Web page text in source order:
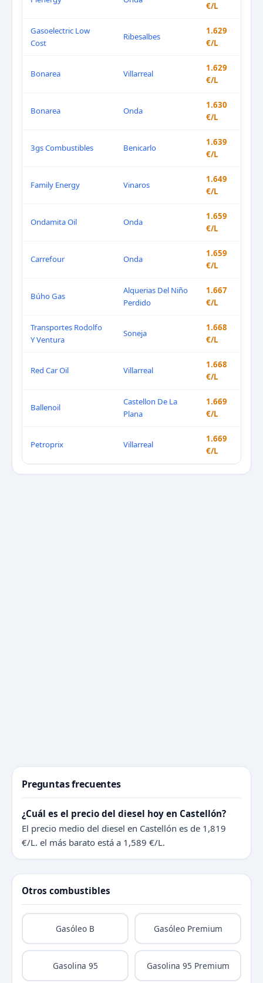
€/L
Gasoelectric Low
Cost
Ribesalbes
1.629
€/L
Bonarea Villarreal
1.629
€/L
Bonarea Onda
1.630
€/L
3gs Combustibles Benicarlo
1.639
€/L
Family Energy Vinaros
1.649
€/L
Ondamita Oil Onda
1.659
€/L
Carrefour Onda
1.659
€/L
Búho Gas
Alquerias Del Niño
Perdido
1.667
€/L
Transportes Rodolfo
Y Ventura
Soneja
1.668
€/L
Red Car Oil Villarreal
1.668
€/L
Ballenoil
Castellon De La
Plana
1.669
€/L
Petroprix Villarreal
1.669
€/L
Preguntas frecuentes
¿Cuál es el precio del diesel hoy en Castellón?
El precio medio del diesel en Castellón es de 1,819
€/L. el más barato está a 1,589 €/L.
Otros combustibles
Gasóleo B Gasóleo Premium
Gasolina 95 Gasolina 95 Premium